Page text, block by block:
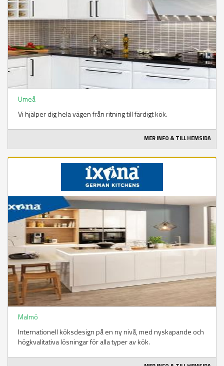
Umeå
Vi hjälper dig hela vägen från ritning till färdigt kök.
MER INFO & TILL HEMSIDA
Malmö
Internationell köksdesign på en ny nivå, med nyskapande och
högkvalitativa lösningar för alla typer av kök.